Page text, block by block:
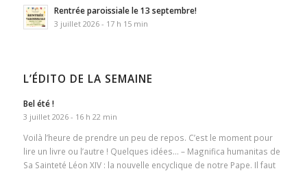
Rentrée paroissiale le 13 septembre!
3 juillet 2026 - 17 h 15 min
L’ÉDITO DE LA SEMAINE
Bel été !
3 juillet 2026 - 16 h 22 min
Voilà l’heure de prendre un peu de repos. C’est le moment pour
lire un livre ou l’autre ! Quelques idées… – Magnifica humanitas de
Sa Sainteté Léon XIV : la nouvelle encyclique de notre Pape. Il faut